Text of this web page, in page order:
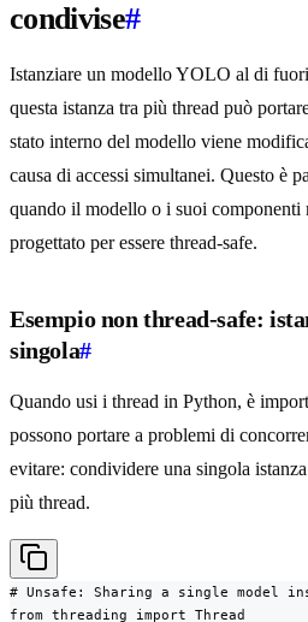
condivise#
Istanziare un modello YOLO al di
questa istanza tra più thread può
stato interno del modello viene
causa di accessi simultanei. Questo è
quando il modello o i suoi componenti
progettato per essere thread-safe.
Esempio non thread-safe:
singola#
Quando usi i thread in Python, è
possono portare a problemi di
evitare: condividere una singola
più thread.
# Unsafe: Sharing a single model
from threading import Thread